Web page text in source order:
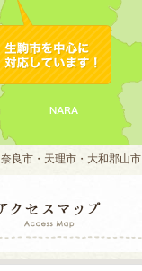
良市・天理市・大和郡山市